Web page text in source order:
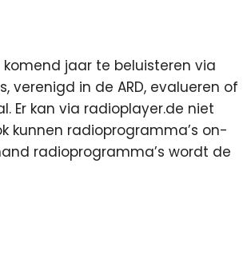
jaar te beluisteren via
verenigd in de ARD, evalueren of
Er kan via radioplayer.de niet
kunnen radioprogramma’s on-
radioprogramma’s wordt de